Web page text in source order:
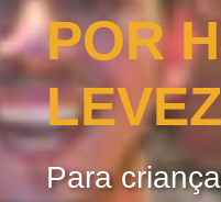
POR
Para